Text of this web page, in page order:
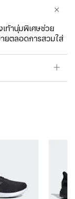
ท้านุ่มพิเศษช่วย
ยตลอดการสวมใส่